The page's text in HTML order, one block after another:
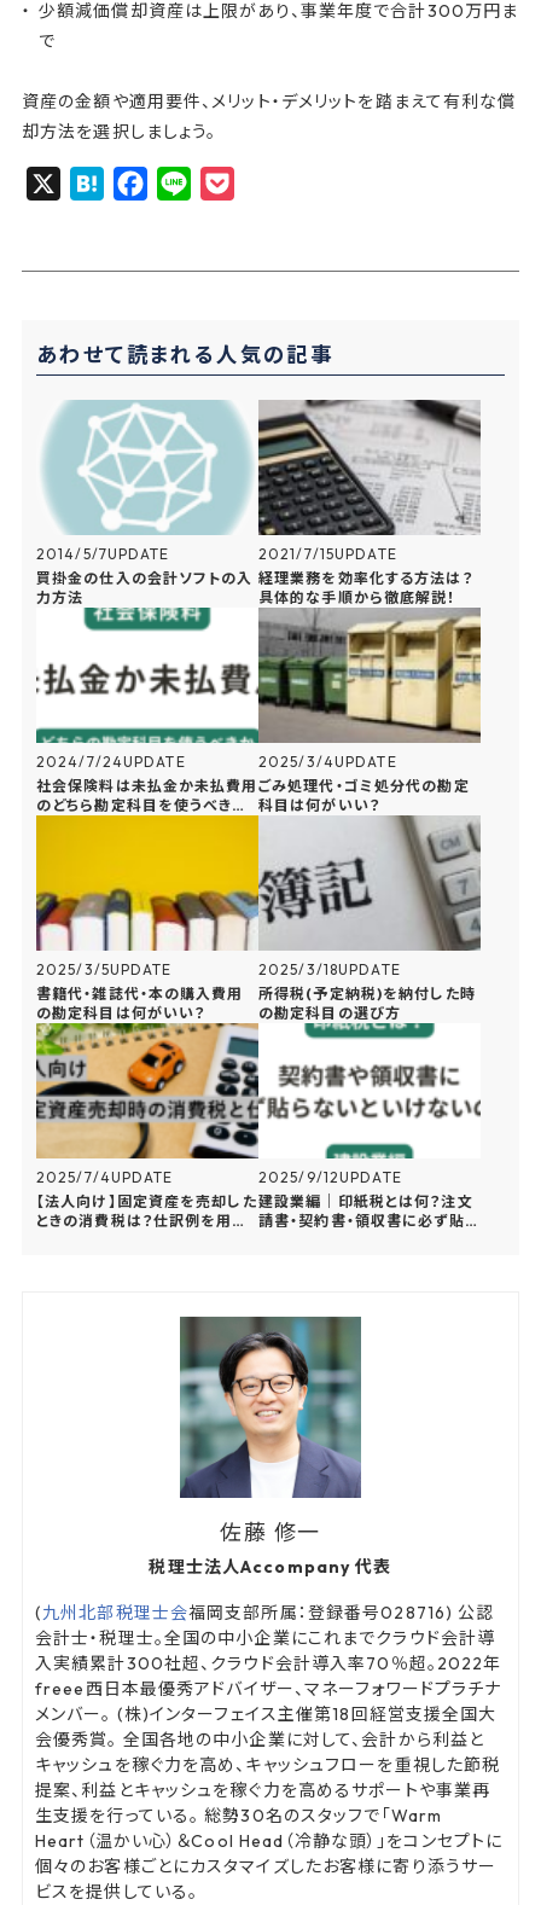
少額減価償却資産は上限があり、事業年度で合計300万円ま
で
資産の金額や適用要件、メリット・デメリットを踏まえて有利な償
却方法を選択しましょう。
H
a
o
k
t
あわせて読まれる人気の記事
2014/5/7UPDATE
買掛金の仕入の会計ソフトの入
力方法
2021/7/15UPDATE
経理業務を効率化する方法は？
具体的な手順から徹底解説！
2024/7/24UPDATE
社会保険料は未払金か未払費用
のどちら勘定科目を使うべきか
2025/3/4UPDATE
ごみ処理代・ゴミ処分代の勘定
科目は何がいい？
2025/3/5UPDATE
書籍代・雑誌代・本の購入費用
の勘定科目は何がいい？
2025/3/18UPDATE
所得税(予定納税)を納付した時
の勘定科目の選び方
2025/7/4UPDATE
【法人向け】固定資産を売却した
ときの消費税は？仕訳例を用い
2025/9/12UPDATE
建設業編｜印紙税とは何？注文
請書・契約書・領収書に必ず貼ら
佐藤 修一
税理士法人Accompany 代表
(九州北部税理士会福岡支部所属：登録番号028716) 公認
会計士・税理士。全国の中小企業にこれまでクラウド会計導
入実績累計300社超、クラウド会計導入率70％超。2022年
freee西日本最優秀アドバイザー、マネーフォワードプラチナ
メンバー。 (株)インターフェイス主催第18回経営支援全国大
会優秀賞。 全国各地の中小企業に対して、会計から利益と
キャッシュを稼ぐ力を高め、キャッシュフローを重視した節税
提案、利益とキャッシュを稼ぐ力を高めるサポートや事業再
生支援を行っている。 総勢30名のスタッフで「Warm
Heart（温かい心）＆Cool Head（冷静な頭）」をコンセプトに
個々のお客様ごとにカスタマイズしたお客様に寄り添うサー
ビスを提供している。